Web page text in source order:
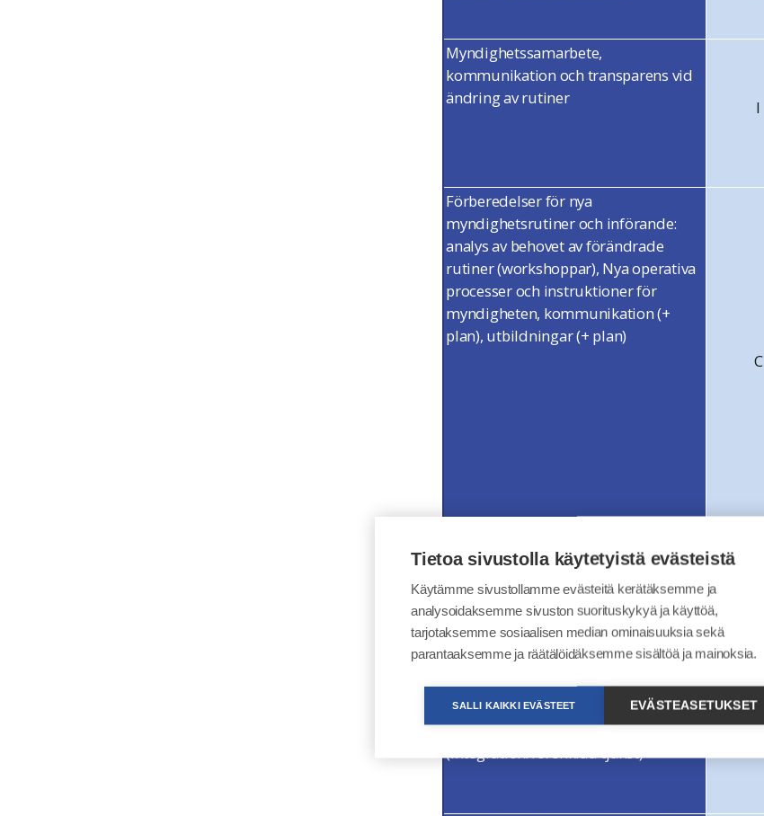
Myndighetssamarbete,
kommunikation och transparens vid
ändring av rutiner
I
Förberedelser för nya
myndighetsrutiner och införande:
analys av behovet av förändrade
rutiner (workshoppar), Nya operativa
processer och instruktioner för
myndigheten, kommunikation (+
plan), utbildningar (+ plan)
C
Samordning av myndighetens
arkitektur, informationsinnehåll och
vokabulär med tjänsten Tillstånd och
tillsyn
Val av anslutningssätt till tjänsten
Tillstånd och tillsyn
(integration/förenklad tjänst)
Tietoa sivustolla käytetyistä evästeistä
Käytämme sivustollamme evästeitä kerätäksemme ja
analysoidaksemme sivuston suorituskykyä ja käyttöä,
tarjotaksemme sosiaalisen median ominaisuuksia sekä
parantaaksemme ja räätälöidäksemme sisältöä ja mainoksia.
SALLI KAIKKI EVÄSTEET EVÄSTEASETUKSET